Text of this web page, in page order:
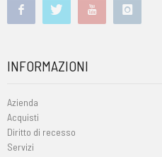
INFORMAZIONI
Azienda
Acquisti
Diritto di recesso
Servizi